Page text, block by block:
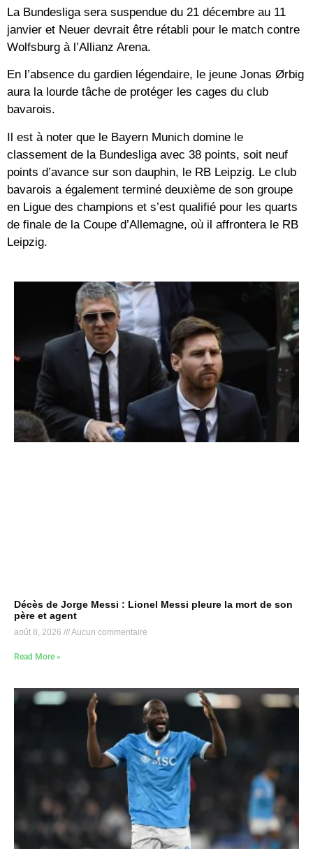
La Bundesliga sera suspendue du 21 décembre au 11
janvier et Neuer devrait être rétabli pour le match contre
Wolfsburg à l’Allianz Arena.
En l’absence du gardien légendaire, le jeune Jonas Ørbig
aura la lourde tâche de protéger les cages du club
bavarois.
Il est à noter que le Bayern Munich domine le
classement de la Bundesliga avec 38 points, soit neuf
points d’avance sur son dauphin, le RB Leipzig. Le club
bavarois a également terminé deuxième de son groupe
en Ligue des champions et s’est qualifié pour les quarts
de finale de la Coupe d’Allemagne, où il affrontera le RB
Leipzig.
Décès de Jorge Messi : Lionel Messi pleure la mort de son
père et agent
août 8, 2026 Aucun commentaire
Read More »